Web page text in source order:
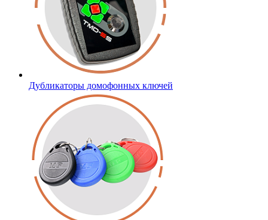
Дубликаторы домофонных ключей